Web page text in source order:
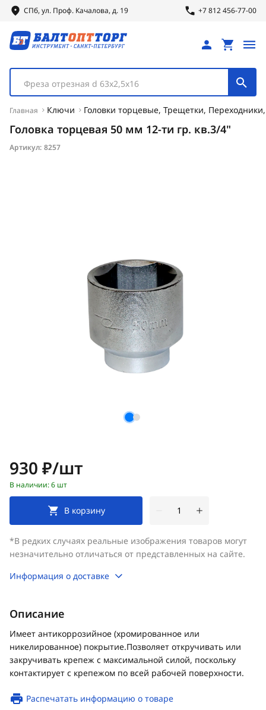
СПб, ул. Проф. Качалова, д. 19 +7 812 456-77-00
Фреза отрезная d 63х2,5х16
Главная Ключи Головки торцевые, Трещетки,
Головка торцевая 50 мм 12-ти гр. кв.3/4"
Артикул: 8257
Цена:
930 ₽/шт
В наличии: 6 шт
В корзину
*В редких случаях реальные изображения товаров могут
незначительно отличаться от представленных на сайте.
Информация о доставке
Описание
Имеет антикоррозийное (хромированное или
никелированное) покрытие.Позволяет откручивать или
закручивать крепеж с максимальной силой, поскольку
контактирует с крепежом по всей рабочей поверхности.
Распечатать информацию о товаре